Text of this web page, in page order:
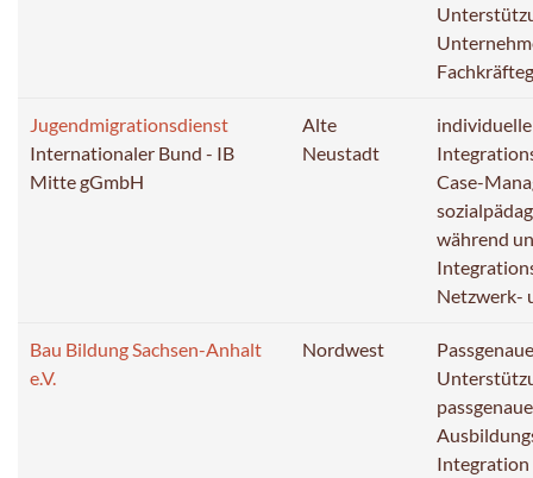
Jugendmigrationsdienst
Internationaler Bund - IB
Mitte gGmbH
Alte
Neustadt
Case-
während
Netzwerk-
Bau Bildung Sachsen-Anhalt
e.V.
Nordwest
Integration